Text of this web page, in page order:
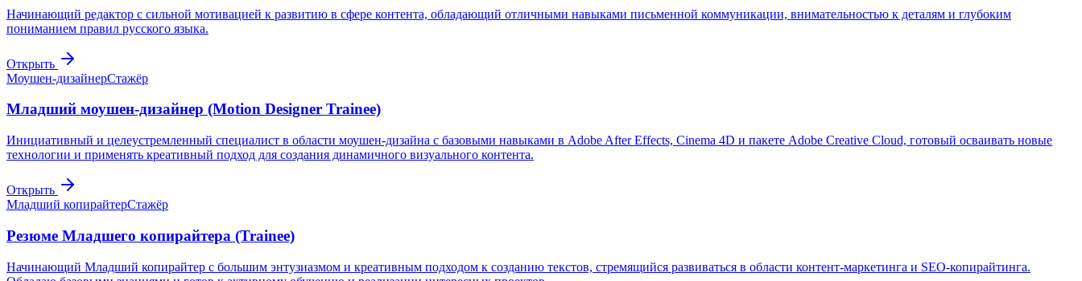
Начинающий редактор с сильной мотивацией к развитию в сфере контента, обладающий отличными навыками письменной коммуникации, внимательностью к деталям и глубоким
пониманием правил русского языка.
Открыть
Моушен-дизайнерСтажёр
Младший моушен-дизайнер (Motion Designer Trainee)
Инициативный и целеустремленный специалист в области моушен-дизайна с базовыми навыками в Adobe After Effects, Cinema 4D и пакете Adobe Creative Cloud, готовый осваивать новые
технологии и применять креативный подход для создания динамичного визуального контента.
Открыть
Младший копирайтерСтажёр
Резюме Младшего копирайтера (Trainee)
Начинающий Младший копирайтер с большим энтузиазмом и креативным подходом к созданию текстов, стремящийся развиваться в области контент-маркетинга и SEO-копирайтинга.